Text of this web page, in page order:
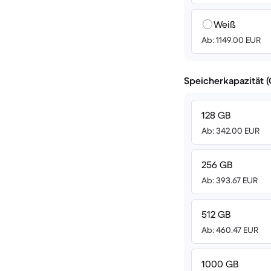
Weiß
Ab: 1149.00 EUR
Speicherkapazität
128 GB
Ab: 342.00 EUR
256 GB
Ab: 393.67 EUR
512 GB
Ab: 460.47 EUR
1000 GB